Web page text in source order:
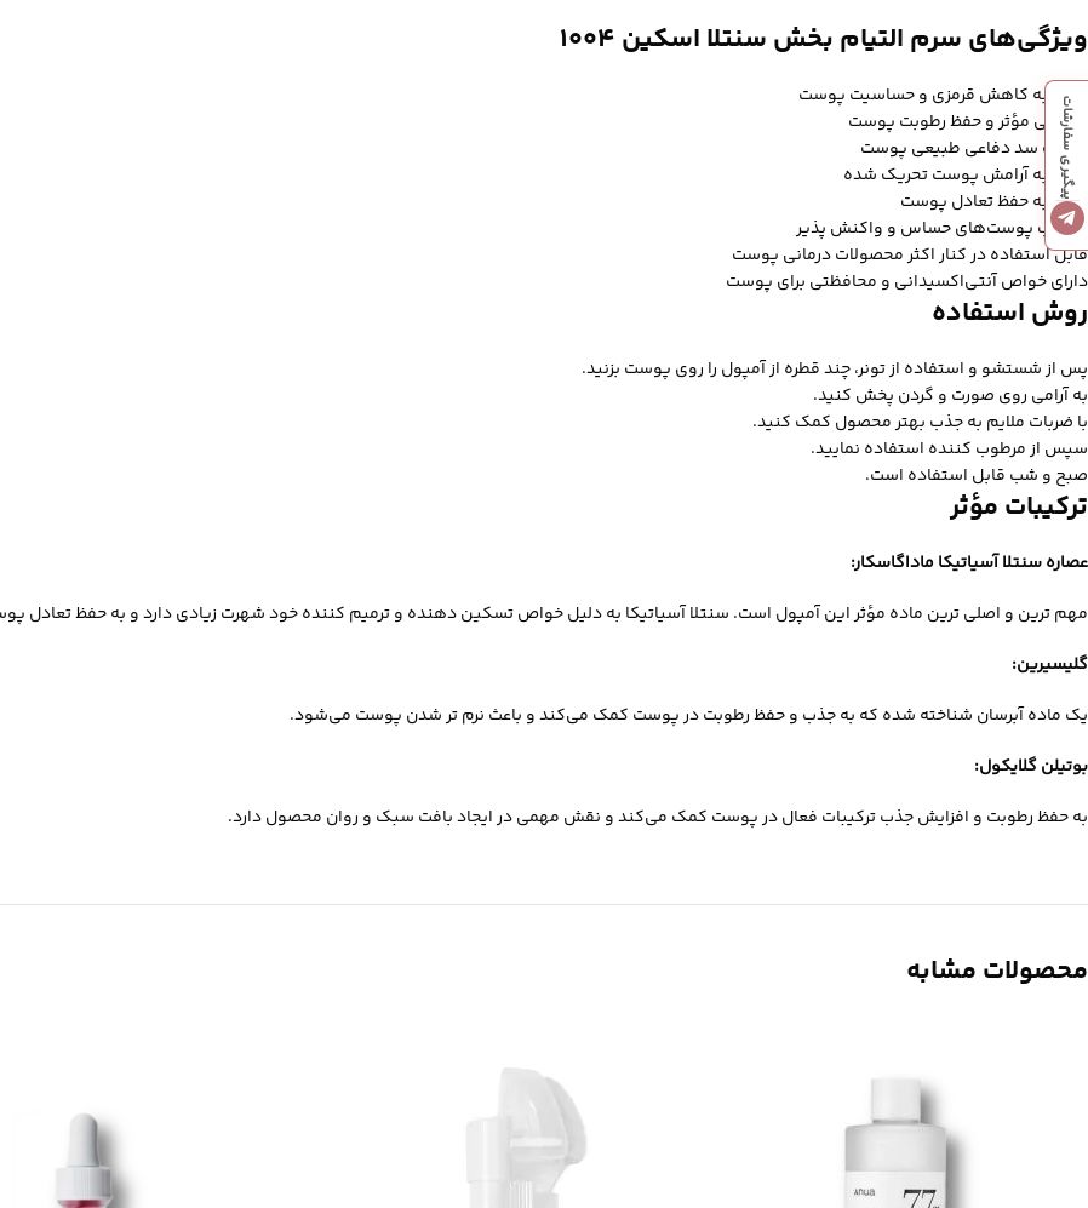
ویژگی‌های سرم التیام بخش سنتلا اسکین 1004
کمک به کاهش قرمزی و حساسیت پوست
آبرسانی مؤثر و حفظ رطوبت پوست
تقویت سد دفاعی طبیعی پوست
کمک به آرامش پوست تحریک‌ شده
کمک به حفظ تعادل پوست
مناسب پوست‌های حساس و واکنش‌ پذیر
قابل استفاده در کنار اکثر محصولات درمانی پوست
دارای خواص آنتی‌اکسیدانی و محافظتی برای پوست
روش استفاده
پس از شستشو و استفاده از تونر، چند قطره از آمپول را روی پوست بزنید.
به‌ آرامی روی صورت و گردن پخش کنید.
با ضربات ملایم به جذب بهتر محصول کمک کنید.
سپس از مرطوب‌ کننده استفاده نمایید.
صبح و شب قابل استفاده است.
ترکیبات مؤثر
عصاره سنتلا آسیاتیکا ماداگاسکار:
مهم‌ ترین و اصلی‌ ترین ماده مؤثر این آمپول است. سنتلا آسیاتیکا به دلیل خواص تسکین‌ دهنده و ترمیم‌ کننده خود شهرت زیادی دارد و به حفظ
گلیسیرین:
یک ماده آبرسان شناخته‌ شده که به جذب و حفظ رطوبت در پوست کمک می‌کند و باعث نرم‌ تر شدن پوست می‌شود.
بوتیلن گلایکول:
به حفظ رطوبت و افزایش جذب ترکیبات فعال در پوست کمک می‌کند و نقش مهمی در ایجاد بافت سبک و روان محصول دارد.
محصولات مشابه
پیگیری سفارشات